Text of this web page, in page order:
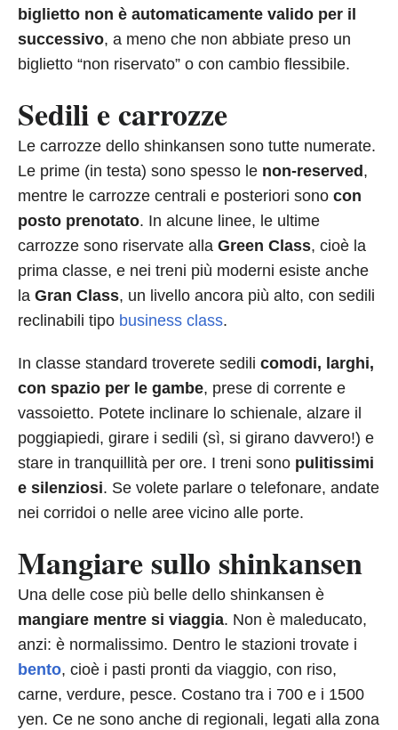
biglietto non è automaticamente valido per il
successivo, a meno che non abbiate preso un
biglietto “non riservato” o con cambio flessibile.
Sedili e carrozze
Le carrozze dello shinkansen sono tutte numerate.
Le prime (in testa) sono spesso le non-reserved ,
mentre le carrozze centrali e posteriori sono con
posto prenotato. In alcune linee, le ultime
carrozze sono riservate alla Green Class, cioè la
prima classe, e nei treni più moderni esiste anche
la Gran Class, un livello ancora più alto, con sedili
reclinabili tipo business class.
In classe standard troverete sedili comodi, larghi,
con spazio per le gambe, prese di corrente e
vassoietto. Potete inclinare lo schienale, alzare il
poggiapiedi, girare i sedili (sì, si girano davvero!) e
stare in tranquillità per ore. I treni sono pulitissimi
e silenziosi. Se volete parlare o telefonare, andate
nei corridoi o nelle aree vicino alle porte.
Mangiare sullo shinkansen
Una delle cose più belle dello shinkansen è
mangiare mentre si viaggia. Non è maleducato,
anzi: è normalissimo. Dentro le stazioni trovate i
bento, cioè i pasti pronti da viaggio, con riso,
carne, verdure, pesce. Costano tra i 700 e i 1500
yen. Ce ne sono anche di regionali, legati alla zona